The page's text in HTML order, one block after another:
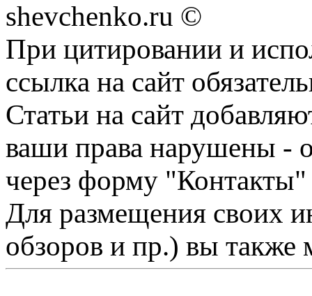
shevchenko.ru ©
При цитировании и
ссылка на сайт
Статьи на сайт
ваши права нарушены -
через форму "Контакты"
Для размещения своих
обзоров и пр.) вы также